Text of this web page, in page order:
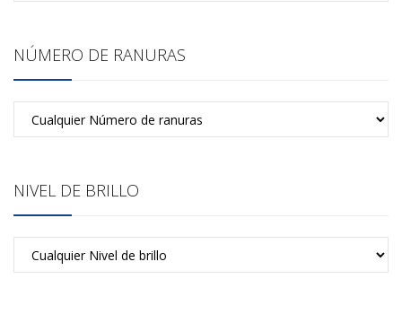
NÚMERO DE RANURAS
NIVEL DE BRILLO